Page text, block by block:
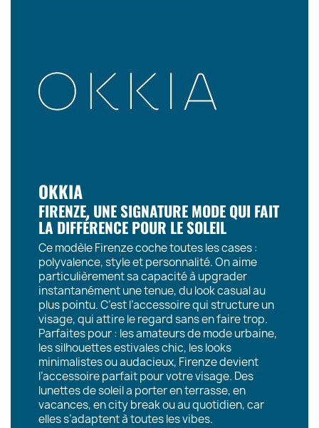
OKKIA
FIRENZE, UNE SIGNATURE MODE QUI FAIT
LA DIFFÉRENCE POUR LE SOLEIL
Ce modèle Firenze coche toutes les cases :
polyvalence, style et personnalité. On aime
particulièrement sa capacité à upgrader
instantanément une tenue, du look casual au
plus pointu. C’est l’accessoire qui structure un
visage, qui attire le regard sans en faire trop.
Parfaites pour : les amateurs de mode urbaine,
les silhouettes estivales chic, les looks
minimalistes ou audacieux, Firenze devient
l’accessoire parfait pour votre visage. Des
lunettes de soleil a porter en terrasse, en
vacances, en city break ou au quotidien, car
elles s’adaptent à toutes les vibes.